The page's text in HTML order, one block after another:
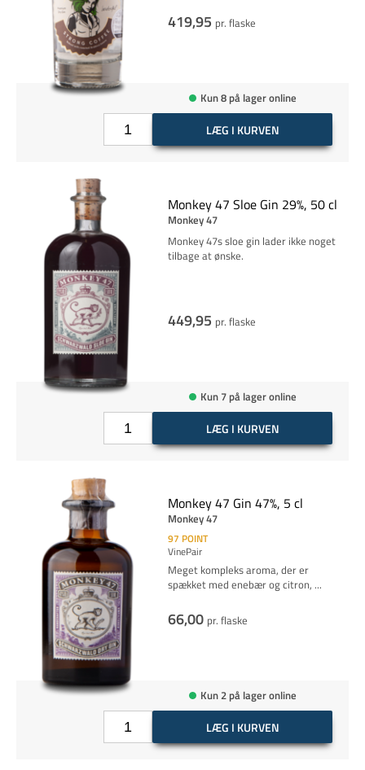
419,95 pr. flaske
Kun 8 på lager online
LÆG I KURVEN
Monkey 47 Sloe Gin 29%, 50 cl
Monkey 47
Monkey 47s sloe gin lader ikke noget
tilbage at ønske.
449,95 pr. flaske
Kun 7 på lager online
LÆG I KURVEN
Monkey 47 Gin 47%, 5 cl
Monkey 47
97 POINT
VinePair
Meget kompleks aroma, der er
spækket med enebær og citron, ...
66,00 pr. flaske
Kun 2 på lager online
LÆG I KURVEN